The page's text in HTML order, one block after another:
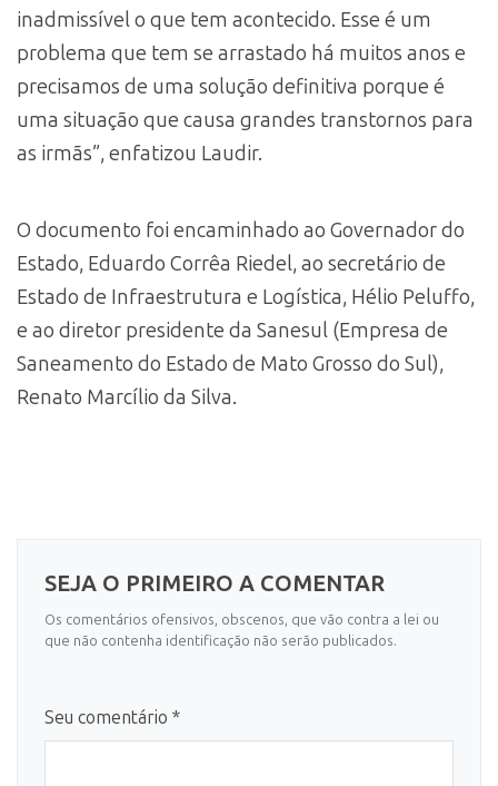
inadmissível o que tem acontecido. Esse é um
problema que tem se arrastado há muitos anos e
precisamos de uma solução definitiva porque é
uma situação que causa grandes transtornos para
as irmãs”, enfatizou Laudir.
O documento foi encaminhado ao Governador do
Estado, Eduardo Corrêa Riedel, ao secretário de
Estado de Infraestrutura e Logística, Hélio Peluffo,
e ao diretor presidente da Sanesul (Empresa de
Saneamento do Estado de Mato Grosso do Sul),
Renato Marcílio da Silva.
SEJA O PRIMEIRO A COMENTAR
Os comentários ofensivos, obscenos, que vão contra a lei ou
que não contenha identificação não serão publicados.
Seu comentário *